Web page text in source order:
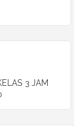
3 JAM